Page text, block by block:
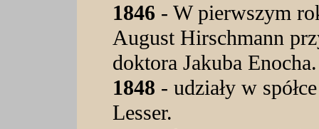
1846 - W pierwszym
August Hirschmann
doktora Jakuba Enocha.
1848 - udziały w
Lesser.